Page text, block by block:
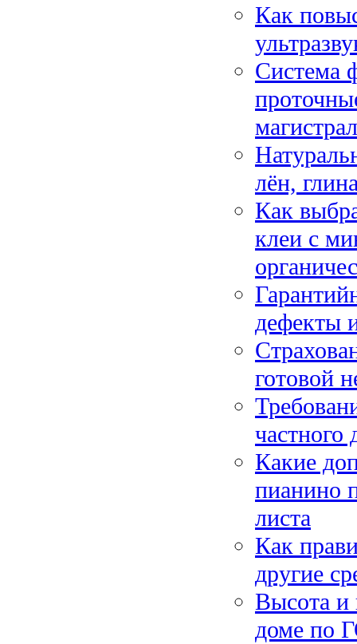
Как
Система
лён,
Как
клеи с
дефекты
готовой
Какие
пианино
листа
Как
другие
Высота и
доме по